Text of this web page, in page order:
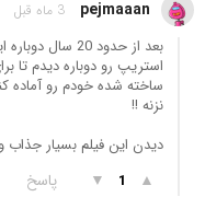
pejmaaan 3 ماه قبل
بعد از حدود 20
ساخته شده خودم رو آماده
نزنه !!
دیدن این فیلم بسیار
▲
1
▼ پاسخ